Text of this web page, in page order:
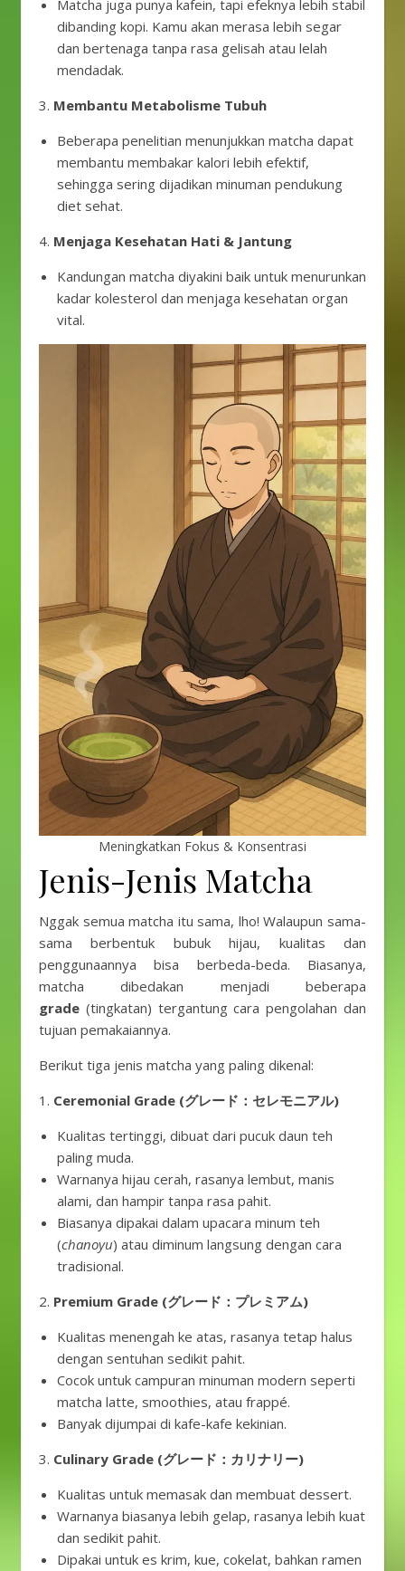
Matcha juga punya kafein, tapi efeknya lebih stabil
dibanding kopi. Kamu akan merasa lebih segar
dan bertenaga tanpa rasa gelisah atau lelah
mendadak.
3. Membantu Metabolisme Tubuh
Beberapa penelitian menunjukkan matcha dapat
membantu membakar kalori lebih efektif,
sehingga sering dijadikan minuman pendukung
diet sehat.
4. Menjaga Kesehatan Hati & Jantung
Kandungan matcha diyakini baik untuk menurunkan
kadar kolesterol dan menjaga kesehatan organ
vital.
Meningkatkan Fokus & Konsentrasi
Jenis-Jenis Matcha
Nggak semua matcha itu sama, lho! Walaupun sama-
sama berbentuk bubuk hijau, kualitas dan
penggunaannya bisa berbeda-beda. Biasanya,
matcha dibedakan menjadi beberapa
grade (tingkatan) tergantung cara pengolahan dan
tujuan pemakaiannya.
Berikut tiga jenis matcha yang paling dikenal:
1. Ceremonial Grade (グレード：セレモニアル)
Kualitas tertinggi, dibuat dari pucuk daun teh
paling muda.
Warnanya hijau cerah, rasanya lembut, manis
alami, dan hampir tanpa rasa pahit.
Biasanya dipakai dalam upacara minum teh
(chanoyu) atau diminum langsung dengan cara
tradisional.
2. Premium Grade (グレード：プレミアム)
Kualitas menengah ke atas, rasanya tetap halus
dengan sentuhan sedikit pahit.
Cocok untuk campuran minuman modern seperti
matcha latte, smoothies, atau frappé.
Banyak dijumpai di kafe-kafe kekinian.
3. Culinary Grade (グレード：カリナリー)
Kualitas untuk memasak dan membuat dessert.
Warnanya biasanya lebih gelap, rasanya lebih kuat
dan sedikit pahit.
Dipakai untuk es krim, kue, cokelat, bahkan ramen